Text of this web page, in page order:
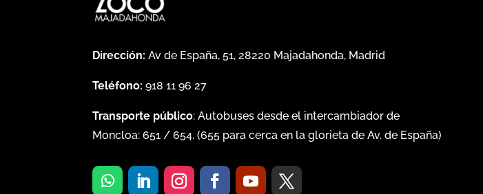
Dirección: Av de España, 51, 28220 Majadahonda, Madrid
Teléfono: 918 11 96 27
Transporte público: Autobuses desde el intercambiador de
Moncloa:651 /654. (655 para cerca en la glorieta de Av. de España)